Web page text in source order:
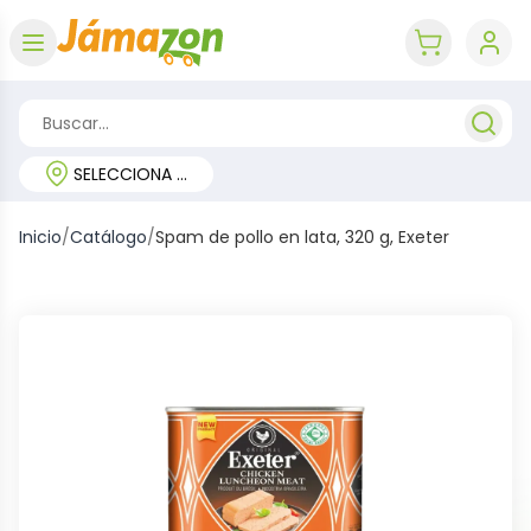
SELECCIONA TU REGIÓN
Inicio/Catálogo/Spam de pollo en lata, 320 g, Exeter